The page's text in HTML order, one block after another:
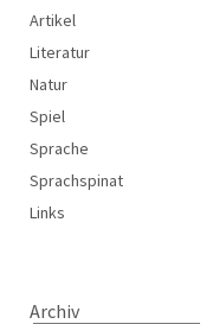
Artikel
Literatur
Natur
Spiel
Sprache
Sprachspinat
Links
Archiv